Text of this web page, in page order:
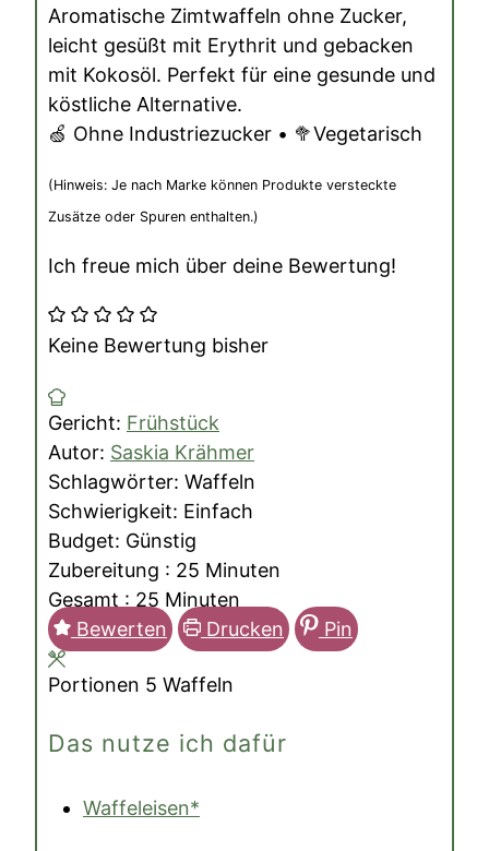
Aromatische Zimtwaffeln ohne Zucker,
leicht gesüßt mit Erythrit und gebacken
mit Kokosöl. Perfekt für eine gesunde und
köstliche Alternative.
🍏 Ohne Industriezucker • 🥦Vegetarisch
(Hinweis: Je nach Marke können Produkte versteckte
Zusätze oder Spuren enthalten.)
Ich freue mich über deine Bewertung!
Keine Bewertung bisher
Gericht: Frühstück
Autor: Saskia Krähmer
Schlagwörter: Waffeln
Schwierigkeit: Einfach
Budget: Günstig
Zubereitung : 25 Minuten
Minuten
Gesamt : 25 Minuten
Minuten
Bewerten
Drucken Pin
Portionen 5 Waffeln
Das nutze ich dafür
Waffeleisen*